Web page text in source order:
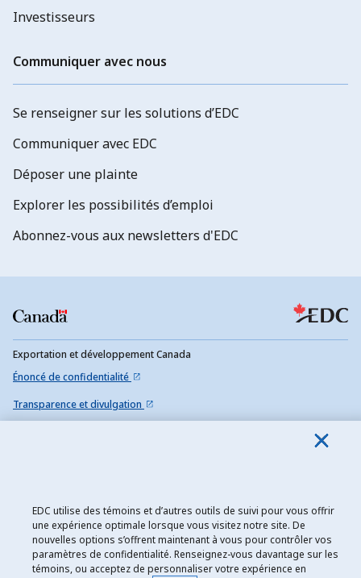
Investisseurs
Communiquer avec nous
Se renseigner sur les solutions d’EDC
Communiquer avec EDC
Déposer une plainte
Explorer les possibilités d’emploi
Abonnez-vous aux newsletters d'EDC
Exportation et développement Canada
Énoncé de confidentialité
Transparence et divulgation
EDC utilise des témoins et d’autres outils de suivi pour vous offrir
une expérience optimale lorsque vous visitez notre site. De
nouvelles options s’offrent maintenant à vous pour contrôler vos
paramètres de confidentialité. Renseignez-vous davantage sur les
témoins, ou acceptez de personnaliser votre expérience en